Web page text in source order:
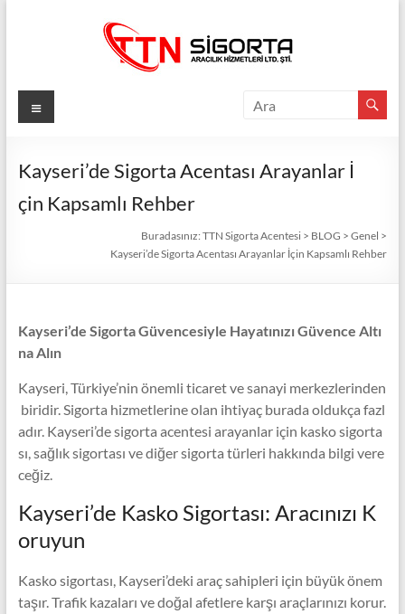
TTN
Acentesi
Güvenli
İyi
Fiyatlar,
Koruma
Menü
Kayseri’de Sigorta Acentası Arayanlar İ
çin Kapsamlı Rehber
Buradasınız: TTN Sigorta Acentesi > BLOG >Genel >
Kayseri’de Sigorta Acentası Arayanlar İçin Kapsamlı Rehber
Kayseri’de Sigorta Güvencesiyle Hayatınızı Güvence Altı
na Alın
Kayseri, Türkiye’nin önemli ticaret ve sanayi merkezlerinden
biridir. Sigorta hizmetlerine olan ihtiyaç burada oldukça fazl
adır. Kayseri’de sigorta acentesi arayanlar için kasko sigorta
sı, sağlık sigortası ve diğer sigorta türleri hakkında bilgi vere
ceğiz.
Kayseri’de Kasko Sigortası: Aracınızı K
oruyun
Kasko sigortası, Kayseri’deki araç sahipleri için büyük önem
taşır. Trafik kazaları ve doğal afetlere karşı araçlarınızı korur.